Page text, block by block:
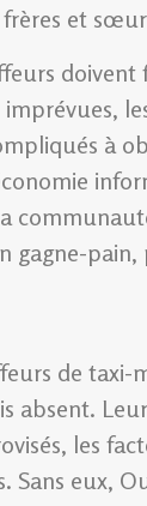
frères et
imprévues,
à
gagne-
de taxi-
absent.
les
Sans eux,